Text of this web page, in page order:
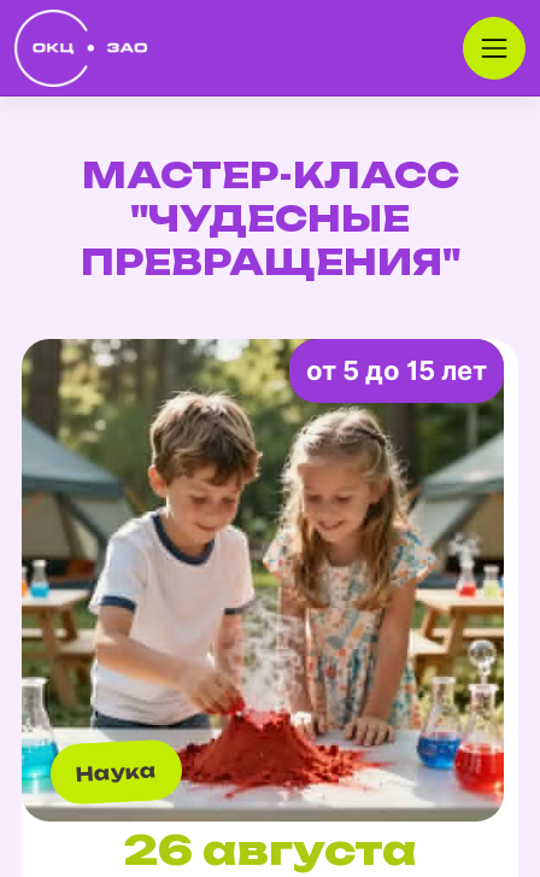
МАСТЕР-КЛАСС
"ЧУДЕСНЫЕ
ПРЕВРАЩЕНИЯ"
от 5 до 15 лет
Наука
26 августа